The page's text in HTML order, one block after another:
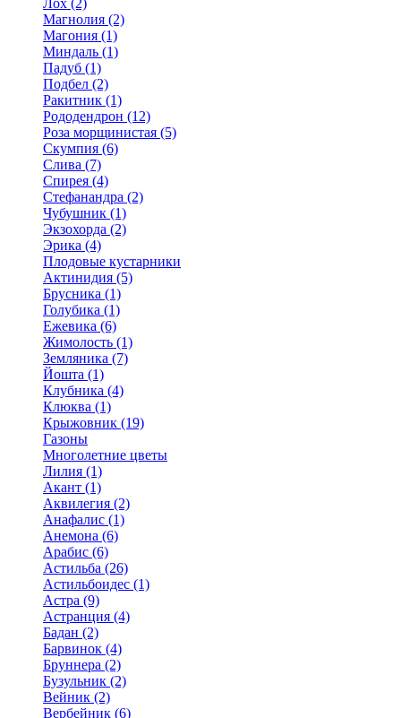
Лох (2)
Магнолия (2)
Магония (1)
Миндаль (1)
Падуб (1)
Подбел (2)
Ракитник (1)
Рододендрон (12)
Роза морщинистая (5)
Скумпия (6)
Слива (7)
Спирея (4)
Стефанандра (2)
Чубушник (1)
Экзохорда (2)
Эрика (4)
Плодовые кустарники
Актинидия (5)
Брусника (1)
Голубика (1)
Ежевика (6)
Жимолость (1)
Земляника (7)
Йошта (1)
Клубника (4)
Клюква (1)
Крыжовник (19)
Газоны
Многолетние цветы
Лилия (1)
Акант (1)
Аквилегия (2)
Анафалис (1)
Анемона (6)
Арабис (6)
Астильба (26)
Астильбоидес (1)
Астра (9)
Астранция (4)
Бадан (2)
Барвинок (4)
Бруннера (2)
Бузульник (2)
Вейник (2)
Вербейник (6)